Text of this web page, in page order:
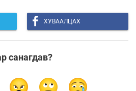
ХУВААЛЦАХ
санагдав?